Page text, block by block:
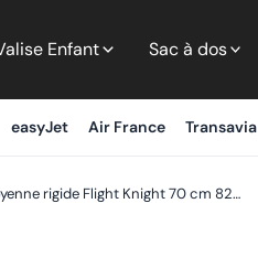
Enfant Sac à dos
easyJet Air France Transavia
rigide Flight Knight 70 cm 82…